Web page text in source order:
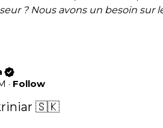
? Nous avons un besoin sur
· Follow
🇸🇰